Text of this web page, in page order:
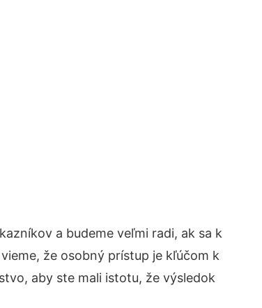
a budeme veľmi radi, ak sa k
že osobný prístup je kľúčom k
aby ste mali istotu, že výsledok